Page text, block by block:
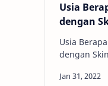
Usia
dengan
Usia
dengan Skincare - Banyak
dikenalkan